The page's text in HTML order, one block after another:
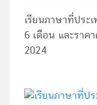
เรียนภาษาที่ประ
6 เดือน และราค
2024